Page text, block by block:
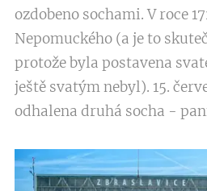
ozdobeno sochami. V roce
Nepomuckého (a je to
protože byla postavena
ještě svatým nebyl). 15.
odhalena druhá socha -